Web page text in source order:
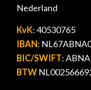
Nederland
KvK: 40530765
IBAN:
BIC/SWIFT:
BTW